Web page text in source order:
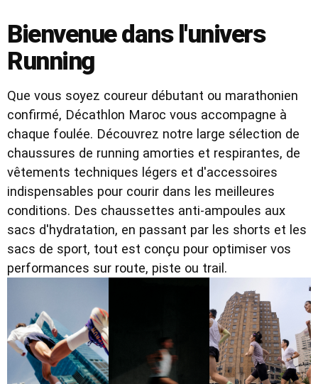
Bienvenue dans l'univers
Running
Que vous soyez coureur débutant ou marathonien
confirmé, Décathlon Maroc vous accompagne à
chaque foulée. Découvrez notre large sélection de
chaussures de running amorties et respirantes, de
vêtements techniques légers et d'accessoires
indispensables pour courir dans les meilleures
conditions. Des chaussettes anti-ampoules aux
sacs d'hydratation, en passant par les shorts et les
sacs de sport, tout est conçu pour optimiser vos
performances sur route, piste ou trail.